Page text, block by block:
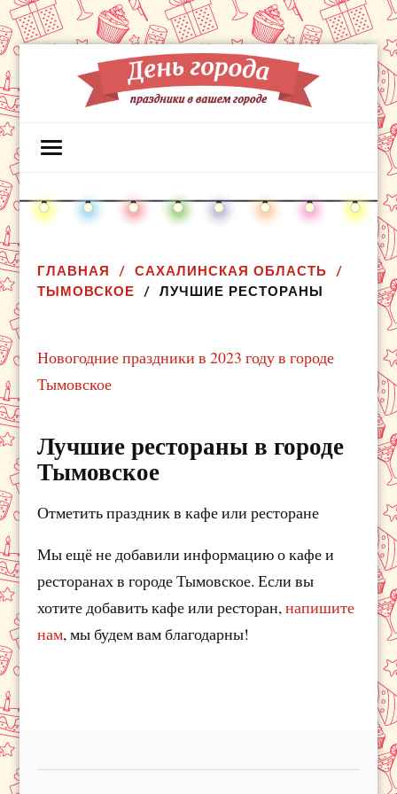
ГЛАВНАЯ
САХАЛИНСКАЯ ОБЛАСТЬ
ТЫМОВСКОЕ
ЛУЧШИЕ РЕСТОРАНЫ
Новогодние праздники в 2023 году в городе
Тымовское
Лучшие рестораны в городе
Тымовское
Отметить праздник в кафе или ресторане
Мы ещё не добавили информацию о кафе и
ресторанах в городе Тымовское. Если вы
хотите добавить кафе или ресторан,напишите
нам, мы будем вам благодарны!